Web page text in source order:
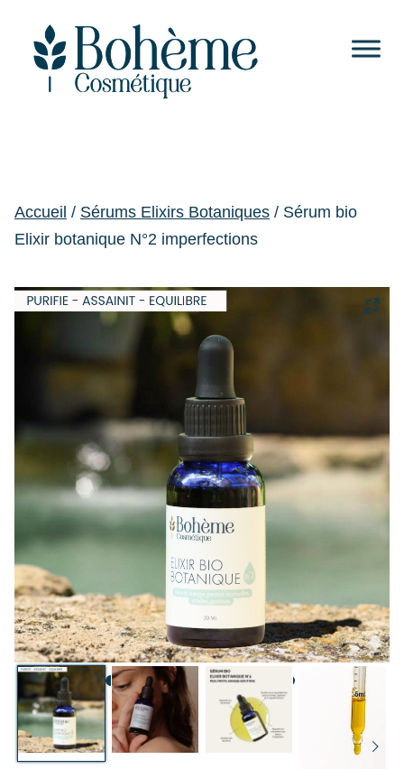
Accueil / Sérums Elixirs Botaniques / Sérum bio
Elixir botanique N°2 imperfections